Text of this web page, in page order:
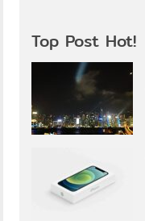
Top Post Hot!